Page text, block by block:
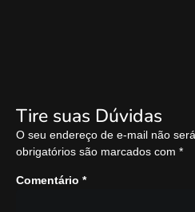
Tire suas Dúvidas
O seu endereço de e-mail não
obrigatórios são marcados com *
Comentário *